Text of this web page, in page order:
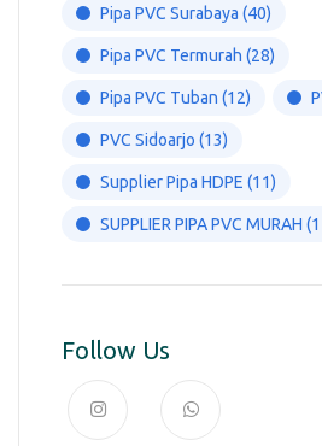
Pipa PVC Surabaya (40)
Pipa PVC Termurah (28)
Pipa PVC Tuban (12)
PVC Sidoarjo (13)
Supplier Pipa HDPE (11)
SUPPLIER PIPA PVC MURAH
Follow Us